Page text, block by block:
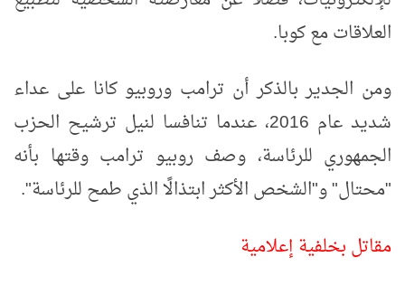
العلاقات مع كوبا.
ومن الجدير بالذكر أن ترامب وروبيو كانا على عداء
شديد عام 2016، عندما تنافسا لنيل ترشيح الحزب
الجمهوري للرئاسة، وصف روبيو ترامب وقتها بأنه
"محتال" و"الشخص الأكثر ابتذالًا الذي طمح للرئاسة".
مقاتل بخلفية إعلامية